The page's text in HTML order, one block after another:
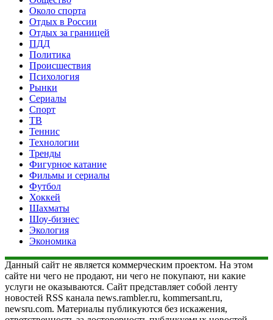
Около спорта
Отдых в России
Отдых за границей
ПДД
Политика
Происшествия
Психология
Рынки
Сериалы
Спорт
ТВ
Теннис
Технологии
Тренды
Фигурное катание
Фильмы и сериалы
Футбол
Хоккей
Шахматы
Шоу-бизнес
Экология
Экономика
Данный сайт не является коммерческим проектом. На этом
сайте ни чего не продают, ни чего не покупают, ни какие
услуги не оказываются. Сайт представляет собой ленту
новостей RSS канала news.rambler.ru, kommersant.ru,
newsru.com. Материалы публикуются без искажения,